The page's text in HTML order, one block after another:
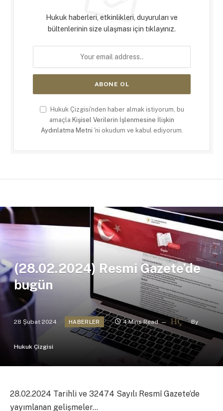
Hukuk haberleri, etkinlikleri, duyuruları ve
bültenlerinin size ulaşması için tıklayınız.
Hukuk Çizgisi'nden haber almak istiyorum, bu
amaçla Kişisel Verilerin İşlenmesine İlişkin
Aydınlatma Metni 'ni okudum ve kabul ediyorum.
(28.02.2024) Resmi Gazete’de
bugün
28 Şubat 2024 HABERLER 4 Mins Read By
Hukuk Çizgisi
28.02.2024 Tarihli ve 32474 Sayılı Resmî Gazete’de
yayımlanan gelişmeler…